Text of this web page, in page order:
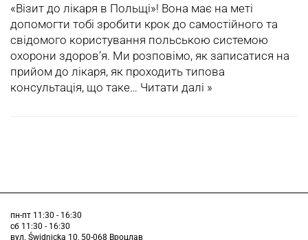
«Візит до лікаря в Польщі»! Вона має на меті
допомогти тобі зробити крок до самостійного та
свідомого користування польською системою
охорони здоров’я. Ми розповімо, як записатися на
прийом до лікаря, як проходить типова
консультація, що таке… Читати далі »
пн-пт 11:30 - 16:30
сб 11:30 - 16:30
вул. Świdnicka 10, 50-068 Вроцлав